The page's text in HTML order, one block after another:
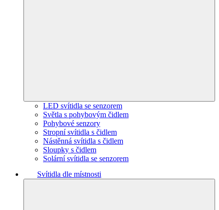
LED svítidla se senzorem
Světla s pohybovým čidlem
Pohybové senzory
Stropní svítidla s čidlem
Nástěnná svítidla s čidlem
Sloupky s čidlem
Solární svítidla se senzorem
Svítidla dle místnosti